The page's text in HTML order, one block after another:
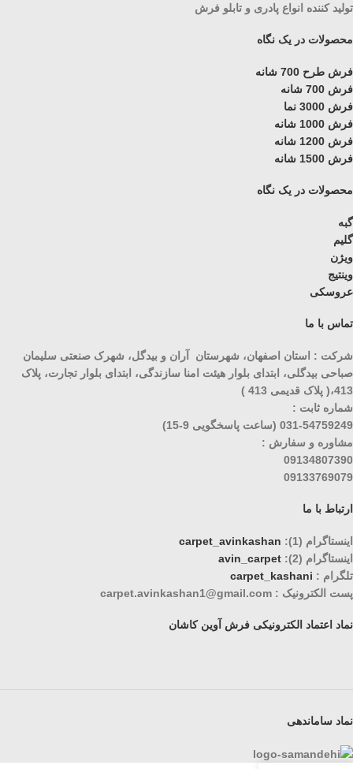
تولید کننده انواع پادری و تابلو فرش
محصولات در یک نگاه
فرش طرح 700 شانه
فرش 700 شانه
فرش 3000 نما
فرش 1000 شانه
فرش 1200 شانه
فرش 1500 شانه
محصولات در یک نگاه
گبه
گلیم
ویژن
وینتیج
عروسکی
تماس با ما
شرکت : استان اصفهان، شهرستان آران و بیدگل، شهرک صنعتی سلیمان
صباحی بیدگلی، ابتدای بلوار هیئت امنا سازندگی، ابتدای بلوار تجارت، پلاک
413،( پلاک قدیمی 413 )
شماره ثابت :
031-54759249 (ساعت پاسخگویی 9-15)
مشاوره و سفارش :
09134807390
09133769079
ارتباط با ما
اینستاگرام (1):
carpet_avinkashan
اینستاگرام (2):
avin_carpet
تلگرام : carpet_kashani
پست الکترونیک : carpet.avinkashan1@gmail.com
نماد اعتماد الکترونیکی فرش آوین کاشان
نماد ساماندهی